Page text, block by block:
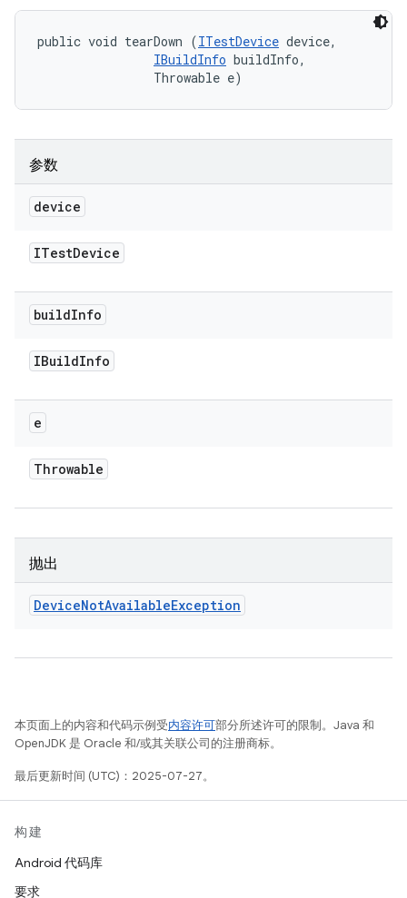
public void tearDown (ITestDevice device,
IBuildInfo buildInfo,
                Throwable e)
参数
device
ITestDevice
buildInfo
IBuildInfo
e
Throwable
抛出
DeviceNotAvailableException
本页面上的内容和代码示例受内容许可部分所述许可的限制。Java 和
OpenJDK 是 Oracle 和/或其关联公司的注册商标。
最后更新时间 (UTC)：2025-07-27。
构建
Android 代码库
要求